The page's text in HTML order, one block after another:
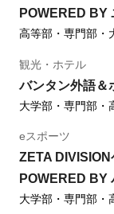
POWERED BY
高等部・専門部・
観光・ホテル
バンタン外語＆
大学部・専門部・
eスポーツ
ZETA
POWERED BY
大学部・専門部・